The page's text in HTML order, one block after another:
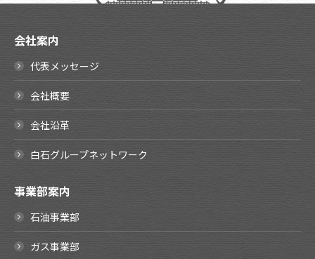
会社案内
代表メッセージ
会社概要
会社沿革
白石グループネットワーク
事業部案内
石油事業部
ガス事業部